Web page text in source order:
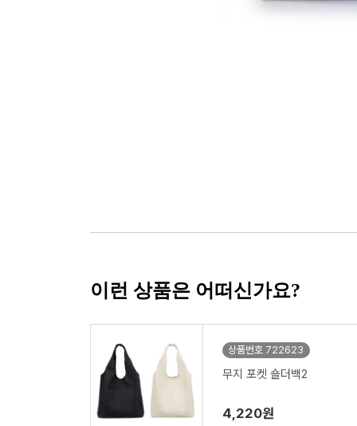
이런 상품은 어떠신가요?
상품번호 722623
무지 포켓 숄더백2
4,220원